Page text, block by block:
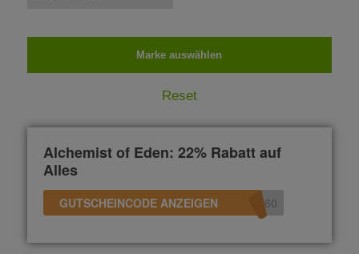
Reset
Alchemist of Eden: 22% Rabatt auf
Alles
GUTSCHEINCODE ANZEIGEN 60